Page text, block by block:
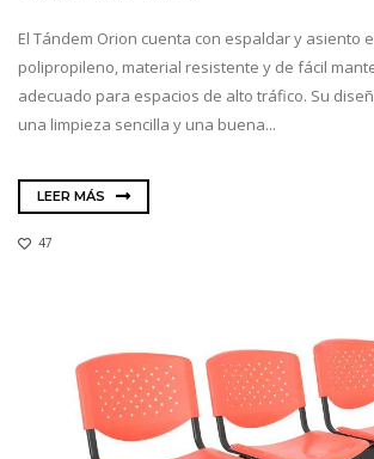
El Tándem Orion cuenta con espaldar y asiento
polipropileno, material resistente y de fácil
adecuado para espacios de alto tráfico. Su
una limpieza sencilla y una buena...
LEER MÁS
47